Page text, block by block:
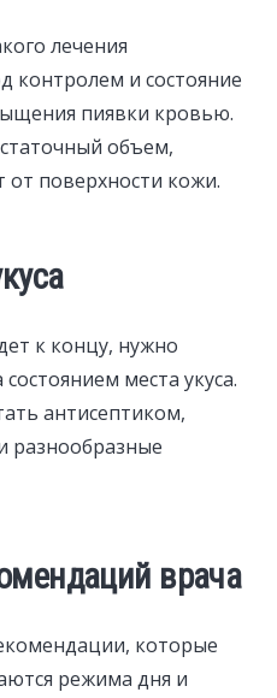
лечения
контролем и состояние
пиявки кровью.
объем,
от поверхности кожи.
к концу, нужно
места укуса.
антисептиком,
разнообразные
врача
которые
режима дня и